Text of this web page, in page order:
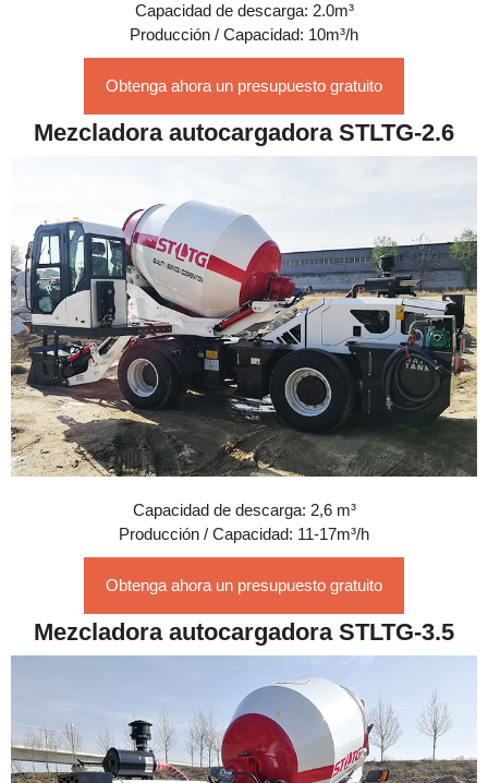
Capacidad de descarga: 2.0m³
Producción / Capacidad: 10m³/h
Obtenga ahora un presupuesto gratuito
Mezcladora autocargadora STLTG-2.6
Capacidad de descarga: 2,6 m³
Producción / Capacidad: 11-17m³/h
Obtenga ahora un presupuesto gratuito
Mezcladora autocargadora STLTG-3.5